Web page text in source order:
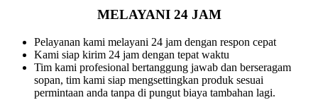
MELAYANI 24 JAM
Pelayanan kami melayani 24 jam dengan respon cepat
Kami siap kirim 24 jam dengan tepat waktu
Tim kami profesional bertanggung jawab dan berseragam
sopan, tim kami siap mengsettingkan produk sesuai
permintaan anda tanpa di pungut biaya tambahan lagi.